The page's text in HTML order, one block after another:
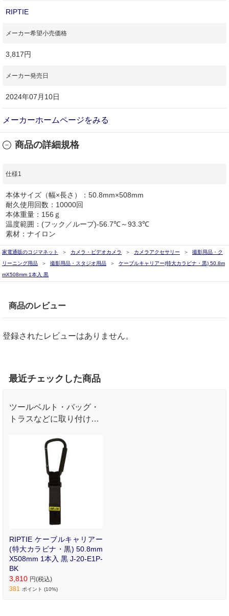
RIPTIE
メーカー希望小売価格
3,817円
メーカー発売日
2024年07月10日
メーカーホームページをみる
商品の詳細規格
仕様1
本体サイズ（幅×長さ）：50.8mm×508mm
耐久使用回数：10000回
本体重量：156ｇ
温度範囲：(フック／ループ)-56.7℃～93.3℃
素材：ナイロン
家電通販のコジマネット カメラ・ビデオカメラ カメラアクセサリー
撮影用品・ク
リーニング用品
撮影用品・スタジオ用品
ケーブルキャリアー(特大カラビナ・黒) 50.8m
mX508mm 1本入 黒
商品のレビュー
登録されたレビューはありません。
最近チェックした商品
ツールベルト・バッグ・
トラスなどに取り付け
をスマートに管理。
RIPTIE ケーブルキャリアー
(特大カラビナ・黒) 50.8mm
X508mm 1本入 黒 J-20-E1P-
BK
3,810 円(税込)
381 ポイント (10%)